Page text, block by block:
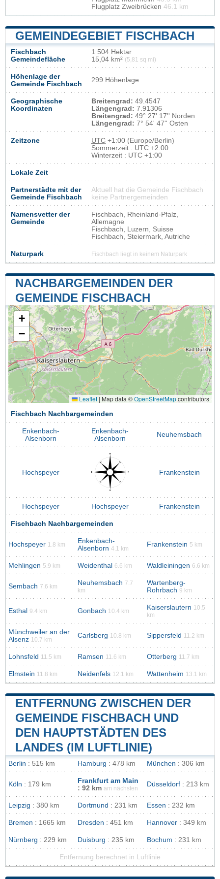
Flugplatz Zweibrücken 46.1 km
GEMEINDEGEBIET FISCHBACH
Fischbach
Gemeindefläche
1 504 Hektar
15,04 km² (5,81 sq mi)
Höhenlage der
Gemeinde Fischbach
299 Höhenlage
Geographische
Koordinaten
Breitengrad: 49.4547
Längengrad: 7.91306
Breitengrad: 49° 27' 17'' Norden
Längengrad: 7° 54' 47'' Osten
Zeitzone UTC +1:00 (Europe/Berlin)
Sommerzeit : UTC +2:00
Winterzeit : UTC +1:00
Lokale Zeit
Partnerstädte mit der
Gemeinde Fischbach
Aktuell hat die Gemeinde Fischbach
keine Partnergemeinden
Namensvetter der
Gemeinde
Fischbach, Rheinland-Pfalz,
Allemagne
Fischbach, Luzern, Suisse
Fischbach, Steiermark, Autriche
Naturpark Fischbach liegt in keinem Naturpark
NACHBARGEMEINDEN DER
GEMEINDE FISCHBACH
+
−
Leaflet | Map data ©OpenStreetMapcontributors
Fischbach Nachbargemeinden
Enkenbach-
Alsenborn
Enkenbach-
Alsenborn
Neuhemsbach
Hochspeyer Frankenstein
Hochspeyer Hochspeyer Frankenstein
Fischbach Nachbargemeinden
Hochspeyer 1.8 km
Enkenbach-
Alsenborn 4.1 km
Frankenstein 5 km
Mehlingen 5.9 km Weidenthal 6.6 km Waldleiningen 6.6 km
Sembach 7.6 km Neuhemsbach 7.7
km
Wartenberg-
Rohrbach 9 km
Esthal 9.4 km Gonbach 10.4 km Kaiserslautern 10.5
km
Münchweiler an der
Alsenz 10.7 km
Carlsberg 10.8 km Sippersfeld 11.2 km
Lohnsfeld 11.5 km Ramsen 11.6 km Otterberg 11.7 km
Elmstein 11.8 km Neidenfels 12.1 km Wattenheim 13.1 km
ENTFERNUNG ZWISCHEN DER
GEMEINDE FISCHBACH UND
DEN HAUPTSTÄDTEN DES
LANDES (IM LUFTLINIE)
Berlin : 515 km Hamburg : 478 km München : 306 km
Köln : 179 km
Frankfurt am Main
: 92 km am nächsten
Düsseldorf : 213 km
Leipzig : 380 km Dortmund : 231 km Essen : 232 km
Bremen : 1665 km Dresden : 451 km Hannover : 349 km
Nürnberg : 229 km Duisburg : 235 km Bochum : 231 km
Entfernung berechnet in Luftlinie